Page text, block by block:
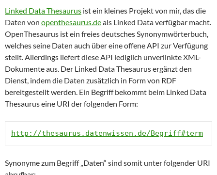
Linked Data Thesaurus ist ein kleines Projekt von mir, das die
Daten von openthesaurus.deals Linked Data verfügbar macht.
OpenThesaurus ist ein freies deutsches Synonymwörterbuch,
welches seine Daten auch über eine offene API zur Verfügung
stellt. Allerdings liefert diese API lediglich unverlinkte XML-
Dokumente aus. Der Linked Data Thesaurus ergänzt den
Dienst, indem die Daten zusätzlich in Form von RDF
bereitgestellt werden. Ein Begriff bekommt beim Linked Data
Thesaurus eine URI der folgenden Form:
http://thesaurus.datenwissen.de/Begriff#term
Synonyme zum Begriff „Daten“ sind somit unter folgender URI